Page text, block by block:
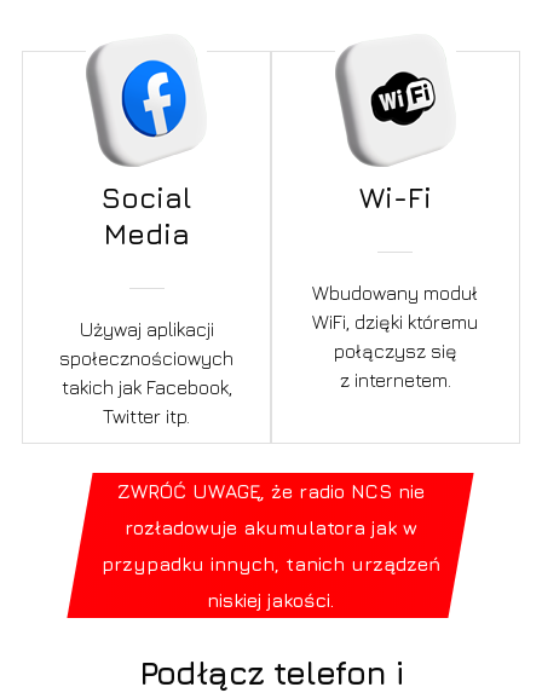
Social
Media
Używaj aplikacji
społecznościowych
takich jak Facebook,
Twitter itp.
Wi-Fi
Wbudowany moduł
WiFi, dzięki któremu
połączysz się
z internetem.
ZWRÓĆ UWAGĘ, że radio NCS nie
rozładowuje akumulatora jak w
przypadku innych, tanich urządzeń
niskiej jakości.
Podłącz telefon i